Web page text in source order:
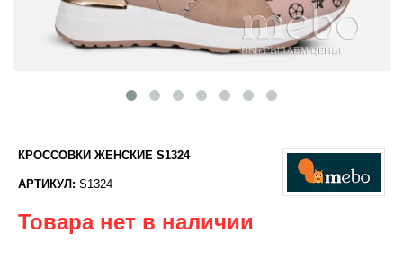
КРОССОВКИ ЖЕНСКИЕ S1324
АРТИКУЛ: S1324
Товара нет в наличии